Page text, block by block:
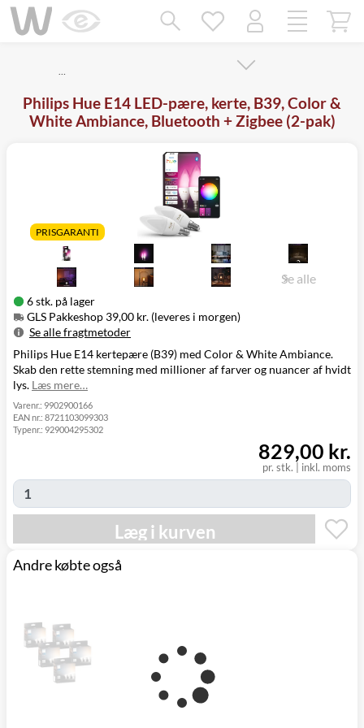
…
Philips Hue E14 LED-pære, kerte, B39, Color &
White Ambiance, Bluetooth + Zigbee (2-pak)
Se alle
PRISGARANTI
6 stk. på lager
GLS Pakkeshop 39,00 kr. (leveres i morgen)
Se alle fragtmetoder
Metode
Pris
Leveres
GLS Pakkeshop
39,00 kr.
I morgen
GLS
Hjemmelevering
GLS Erhverv
Click&Collect i
Philips Hue E14 kertepære (B39) med Color & White Ambiance.
Skab den rette stemning med millioner af farver og nuancer af hvidt
lys. Læs mere…
Varenr.: 9902900166
EAN nr.: 8721103099303
Typenr.: 929004295302
pr. stk. inkl. moms
829,00 kr.
Læg i kurven
Andre købte også
Mangler chatten?
Ret samtykke!